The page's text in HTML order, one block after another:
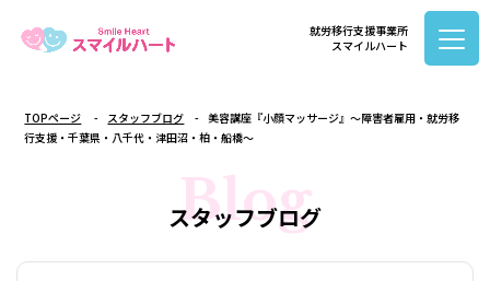
就労移行支援事業所
スマイルハート
TOPページ スタッフブログ
美容講座『小顔マッサージ』～障害者雇用・就労移
行支援・千葉県・八千代・津田沼・柏・船橋～
スタッフブログ
Blog